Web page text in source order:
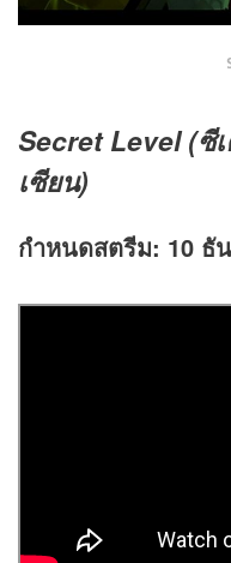
Secret Level (ซี
เซียน)
กำหนดสตรีม: 10 ธั